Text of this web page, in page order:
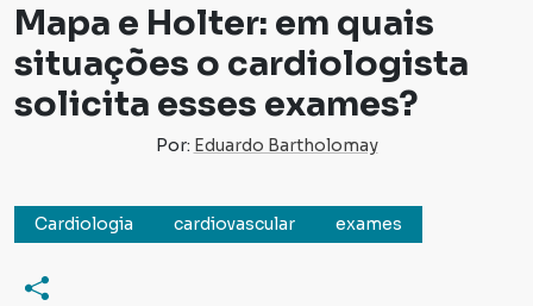
Mapa e Holter: em quais
situações o cardiologista
solicita esses exames?
Por: Eduardo Bartholomay
Cardiologia cardiovascular exames